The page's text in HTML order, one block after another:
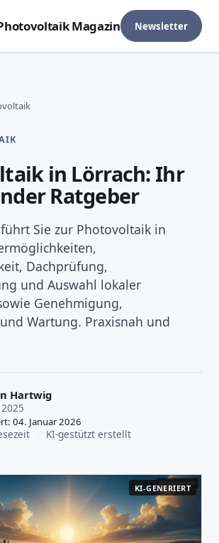
Magazin Newsletter
in Lörrach: Ihr
Ratgeber
Sie zur Photovoltaik in
Dachprüfung,
und Auswahl lokaler
Genehmigung,
Wartung. Praxisnah und
Hartwig
04. Januar 2026
KI-gestützt erstellt
KI-GENERIERT